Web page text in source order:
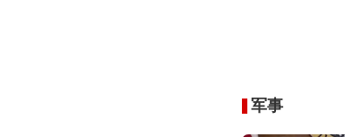
军事